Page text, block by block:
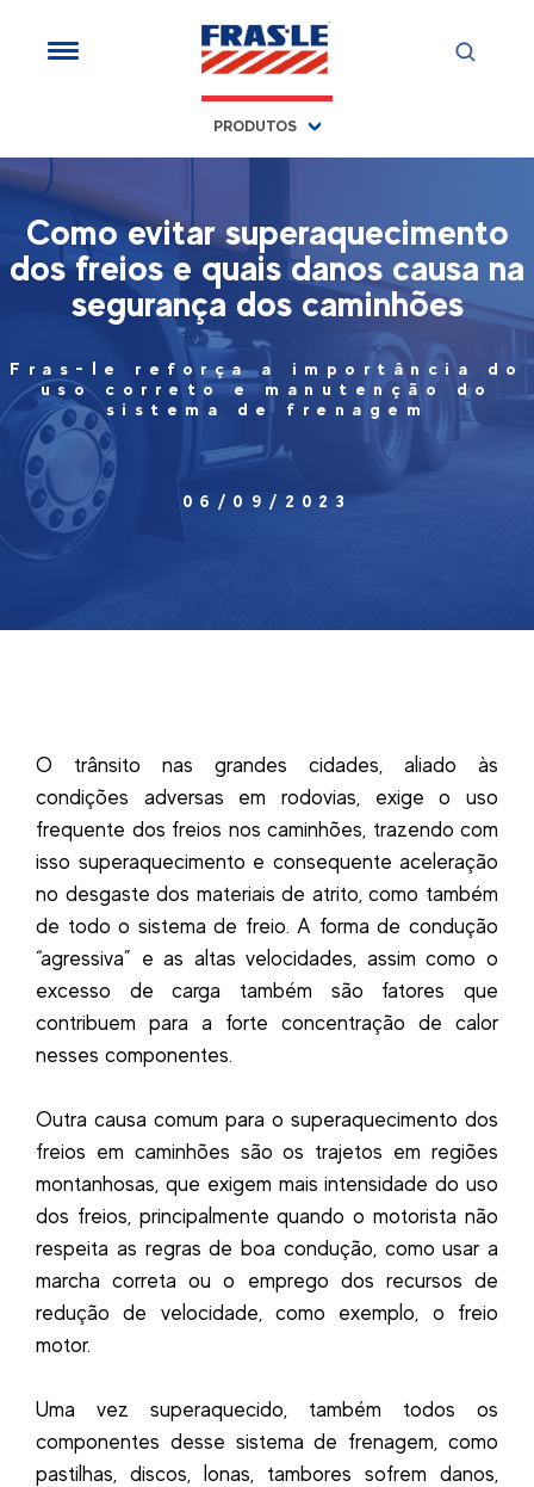
PRODUTOS
Como evitar superaquecimento
dos freios e quais danos causa na
segurança dos caminhões
Fras-le reforça a importância do
uso correto e manutenção do
sistema de frenagem
06/09/2023
O trânsito nas grandes cidades, aliado às
condições adversas em rodovias, exige o uso
frequente dos freios nos caminhões, trazendo com
isso superaquecimento e consequente aceleração
no desgaste dos materiais de atrito, como também
de todo o sistema de freio. A forma de condução
“agressiva” e as altas velocidades, assim como o
excesso de carga também são fatores que
contribuem para a forte concentração de calor
nesses componentes.
Outra causa comum para o superaquecimento dos
freios em caminhões são os trajetos em regiões
montanhosas, que exigem mais intensidade do uso
dos freios, principalmente quando o motorista não
respeita as regras de boa condução, como usar a
marcha correta ou o emprego dos recursos de
redução de velocidade, como exemplo, o freio
motor.
Uma vez superaquecido, também todos os
componentes desse sistema de frenagem, como
pastilhas, discos, lonas, tambores sofrem danos,